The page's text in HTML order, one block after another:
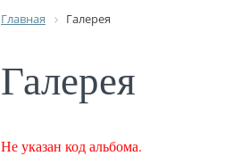
Главная Галерея
Галерея
Не указан код альбома.